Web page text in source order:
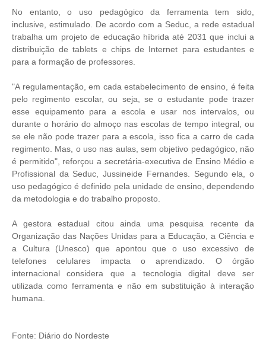
No entanto, o uso pedagógico da ferramenta tem sido,
inclusive, estimulado. De acordo com a Seduc, a rede estadual
trabalha um projeto de educação híbrida até 2031 que inclui a
distribuição de tablets e chips de Internet para estudantes e
para a formação de professores.
"A regulamentação, em cada estabelecimento de ensino, é feita
pelo regimento escolar, ou seja, se o estudante pode trazer
esse equipamento para a escola e usar nos intervalos, ou
durante o horário do almoço nas escolas de tempo integral, ou
se ele não pode trazer para a escola, isso fica a carro de cada
regimento. Mas, o uso nas aulas, sem objetivo pedagógico, não
é permitido", reforçou a secretária-executiva de Ensino Médio e
Profissional da Seduc, Jussineide Fernandes. Segundo ela, o
uso pedagógico é definido pela unidade de ensino, dependendo
da metodologia e do trabalho proposto.
A gestora estadual citou ainda uma pesquisa recente da
Organização das Nações Unidas para a Educação, a Ciência e
a Cultura (Unesco) que apontou que o uso excessivo de
telefones celulares impacta o aprendizado. O órgão
internacional considera que a tecnologia digital deve ser
utilizada como ferramenta e não em substituição à interação
humana.
Fonte: Diário do Nordeste